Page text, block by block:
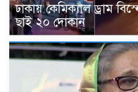
ঢাকায় কেমিক্যাল ড্রাম
ছাই ২০ দোকান